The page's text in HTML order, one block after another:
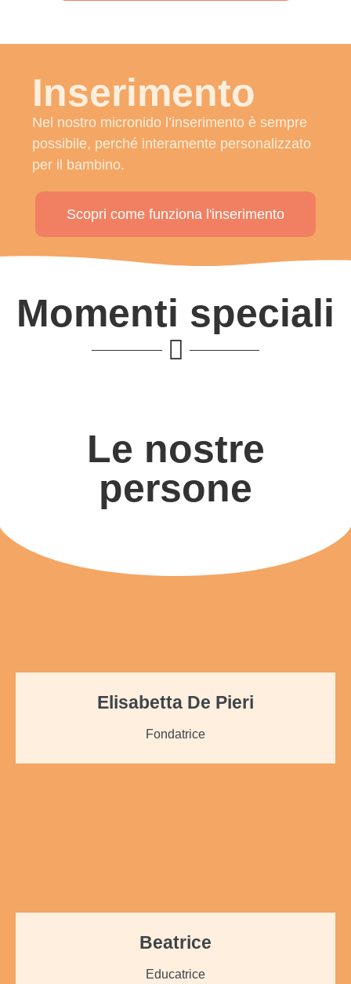
Inserimento
Nel nostro micronido l’inserimento è sempre
possibile, perché interamente personalizzato
per il bambino.
Scopri come funziona l'inserimento
Momenti speciali
Le nostre
persone
Elisabetta De Pieri
Fondatrice
Beatrice
Educatrice